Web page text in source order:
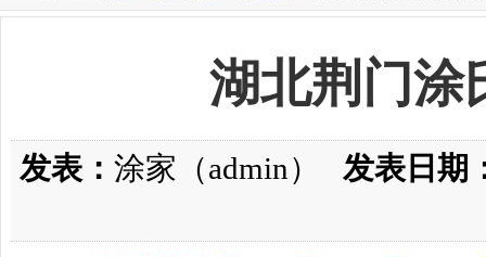
湖北荆门涂
发表： 涂家（admin） 发表日期